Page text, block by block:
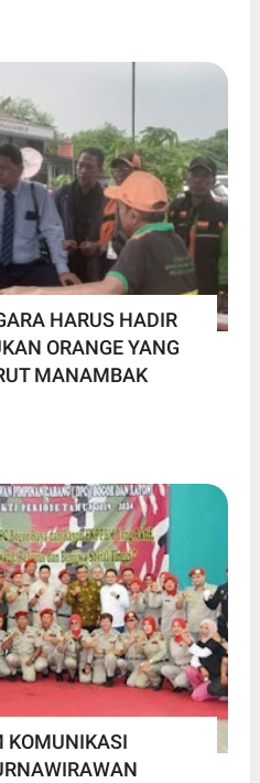
HARUS HADIR
ORANGE YANG
MANAMBAK
KOMUNIKASI